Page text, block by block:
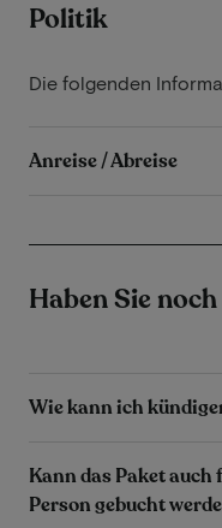
Politik
Die folgenden
Anreise / Abreise
Haben Sie
Wie kann ich
Kann das Paket auch
Person gebucht